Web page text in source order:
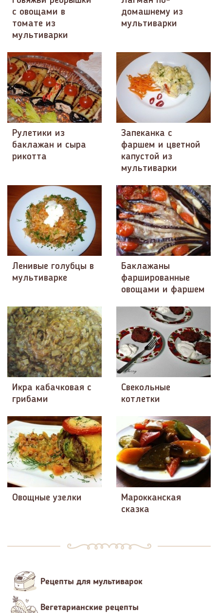
с овощами в
томате из
мультиварки
домашнему из
мультиварки
Рулетики из
баклажан и сыра
рикотта
Запеканка с
фаршем и цветной
капустой из
мультиварки
Ленивые голубцы в
мультиварке
Баклажаны
фаршированные
овощами и фаршем
Икра кабачковая с
грибами
Свекольные
котлетки
Овощные узелки
Марокканская
сказка
Рецепты для мультиварок
Вегетарианские рецепты